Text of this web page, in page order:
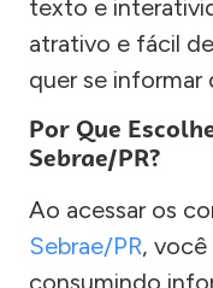
texto e
atrativo e fácil
quer se informar
Por Que
Sebrae/PR?
Ao acessar os
Sebrae/PR, você
consumindo